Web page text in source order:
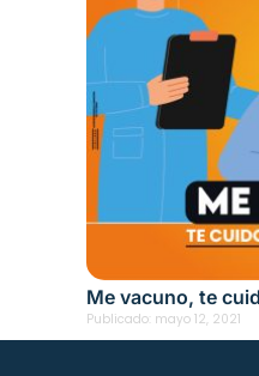
Me vacuno, te
Publicado: mayo 12, 2021